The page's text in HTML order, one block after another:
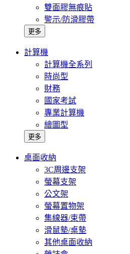
雙面膠無痕貼
警示/防滑膠帶
更多
計算機
計算機全系列
時尚型
財務
國家考試
專業計算機
繪圖型
更多
桌面收納
3C周邊支架
螢幕支架
公文架
螢幕置物架
集線器/束帶
滑鼠墊/桌墊
其他桌面收納